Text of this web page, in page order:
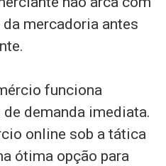
mercadoria antes
funciona
demanda imediata.
online sob a tática
ótima opção para